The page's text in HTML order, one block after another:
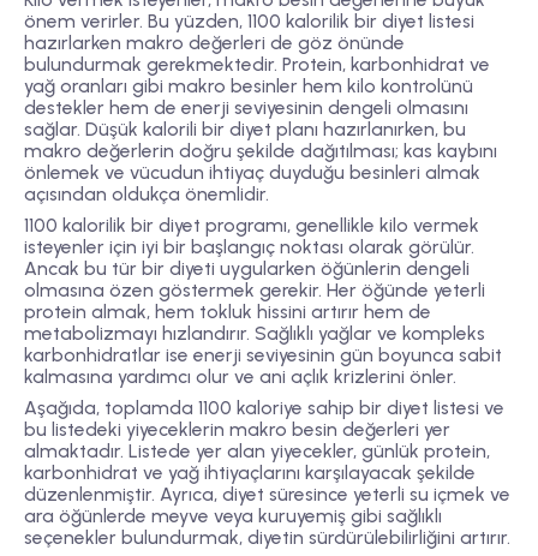
önem verirler. Bu yüzden, 1100 kalorilik bir diyet listesi
hazırlarken makro değerleri de göz önünde
bulundurmak gerekmektedir. Protein, karbonhidrat ve
yağ oranları gibi makro besinler hem kilo kontrolünü
destekler hem de enerji seviyesinin dengeli olmasını
sağlar. Düşük kalorili bir diyet planı hazırlanırken, bu
makro değerlerin doğru şekilde dağıtılması; kas kaybını
önlemek ve vücudun ihtiyaç duyduğu besinleri almak
açısından oldukça önemlidir.
1100 kalorilik bir diyet programı, genellikle kilo vermek
isteyenler için iyi bir başlangıç noktası olarak görülür.
Ancak bu tür bir diyeti uygularken öğünlerin dengeli
olmasına özen göstermek gerekir. Her öğünde yeterli
protein almak, hem tokluk hissini artırır hem de
metabolizmayı hızlandırır. Sağlıklı yağlar ve kompleks
karbonhidratlar ise enerji seviyesinin gün boyunca sabit
kalmasına yardımcı olur ve ani açlık krizlerini önler.
Aşağıda, toplamda 1100 kaloriye sahip bir diyet listesi ve
bu listedeki yiyeceklerin makro besin değerleri yer
almaktadır. Listede yer alan yiyecekler, günlük protein,
karbonhidrat ve yağ ihtiyaçlarını karşılayacak şekilde
düzenlenmiştir. Ayrıca, diyet süresince yeterli su içmek ve
ara öğünlerde meyve veya kuruyemiş gibi sağlıklı
seçenekler bulundurmak, diyetin sürdürülebilirliğini artırır.